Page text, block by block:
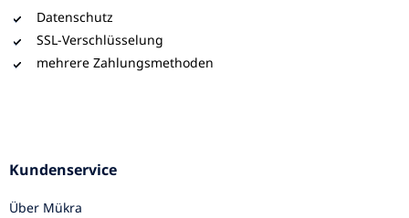
Datenschutz
SSL-Verschlüsselung
mehrere Zahlungsmethoden
Kundenservice
Über Mükra